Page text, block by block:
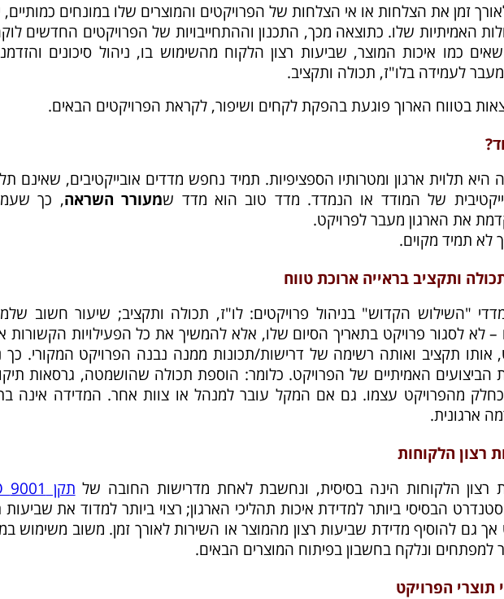
זמן את הצלחות או אי הצלחות של הפרויקטים והמוצרים שלו במונחים כמותיים,
האמיתיות שלו. כתוצאה מכך, התכנון וההתחייבויות של הפרויקטים החדשים
כמו איכות המוצר, שביעות רצון הלקוח מהשימוש בו, ניהול סיכונים
לעמידה בלו"ז, תכולה ותקציב.
בטווח הארוך פוגעת בהפקת לקחים ושיפור, לקראת הפרויקטים הבאים.
היא תלוית ארגון ומטרותיו הספציפיות. תמיד נחפש מדדים אובייקטיבים, שאינם
של המודד או הנמדד. מדד טוב הוא מדד שמעורר השראה, כך
את הארגון מעבר לפרויקט.
לא תמיד מקוים.
ותקציב בראייה ארוכת טווח
"השילוש הקדוש" בניהול פרויקטים: לו"ז, תכולה ותקציב; שיעור חשוב
– לא לסגור פרויקט בתאריך הסיום שלו, אלא להמשיך את כל הפעילויות הקשורות
אותו תקציב ואותה רשימה של דרישות/תכונות ממנה נבנה הפרויקט המקורי. כך
הביצועים האמיתיים של הפרויקט. כלומר: הוספת תכולה שהושמטה, גרסאות
מהפרויקט עצמו. גם אם המקל עובר למנהל או צוות אחר. המדידה אינה
ארגונית.
רצון הלקוחות
רצון הלקוחות הינה בסיסית, ונחשבת לאחת מדרישות החובה של תקן 9001 ISO
הבסיסי ביותר למדידת איכות תהליכי הארגון; רצוי ביותר למדוד את שביעות
אך גם להוסיף מדידת שביעות רצון מהמוצר או השירות לאורך זמן. משוב משימוש
למפתחים ונלקח בחשבון בפיתוח המוצרים הבאים.
תוצרי הפרויקט